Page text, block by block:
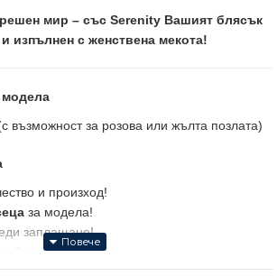
мир – със Serenity Вашият блясък
изпълнен с женствена мекота!
модела
възможност за розова или жълта позлата)
и произход!
за модела!
заплащане!
в България